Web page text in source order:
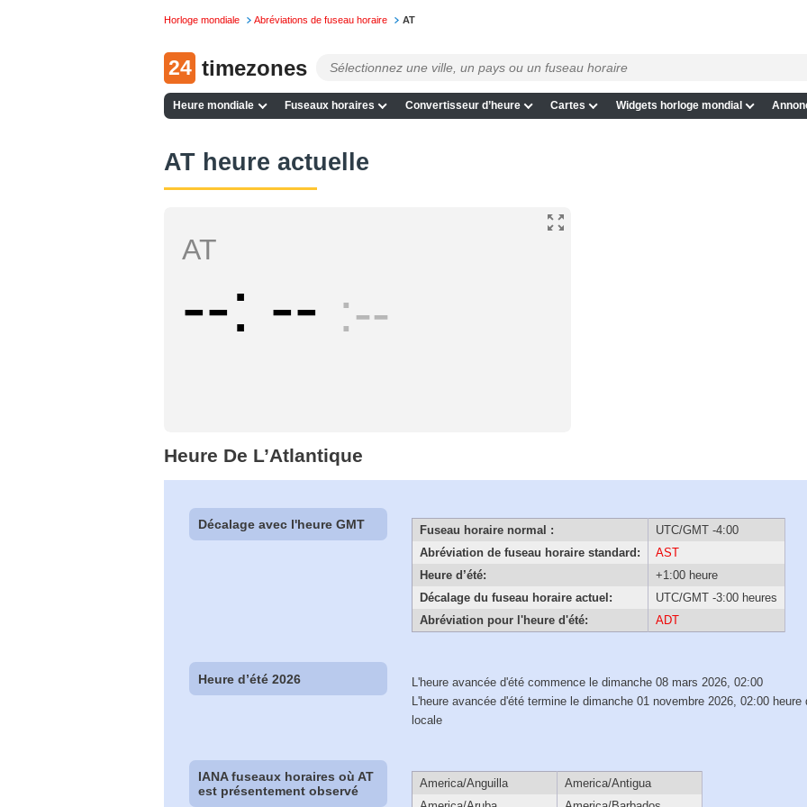
Horloge mondiale Abréviations de fuseau horaire AT
24 timezones
Heure mondiale Fuseaux horaires Convertisseur d’heure Cartes Widgets horloge mondial
AT heure actuelle
AT
-- -- --
Heure De L’Atlantique
Décalage avec l'heure GMT Fuseau horaire normal :
UTC/GMT -4:00
Abréviation de fuseau horaire standard:
AST
Heure d’été:
+1:00 heure
Décalage du fuseau horaire actuel:
UTC/GMT -3:00 heures
Abréviation pour l'heure d'été:
ADT
Heure d’été 2026
L'heure avancée d'été commence le dimanche 08 mars 2026, 02:00
L'heure avancée d'été termine le dimanche 01 novembre 2026, 02:00 heure
locale
IANA fuseaux horaires où AT
est présentement observé
America/Anguilla
America/Antigua